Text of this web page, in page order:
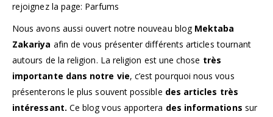
rejoignez la page: Parfums
Nous avons aussi ouvert notre nouveau blog Mektaba
Zakariya afin de vous présenter différents articles tournant
autours de la religion. La religion est une chose très
importante dans notre vie, c’est pourquoi nous vous
présenterons le plus souvent possible des articles très
intéressant. Ce blog vous apportera des informations sur